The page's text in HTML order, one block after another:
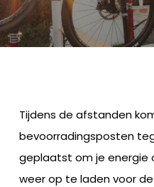
Tijdens de afstanden
bevoorradingsposten
geplaatst om je energie
weer op te laden voor